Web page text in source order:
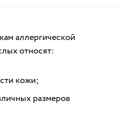
аллергической
относят:
кожи;
размеров